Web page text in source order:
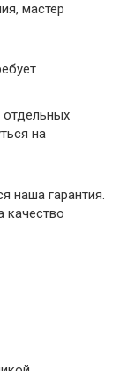
мастер
отдельных
на
наша гарантия.
качество